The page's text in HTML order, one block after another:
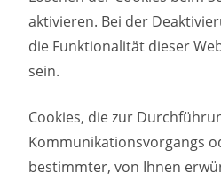
aktivieren. Bei der
die Funktionalität dieser
sein.
Cookies, die zur
Kommunikationsvorgangs
bestimmter, von Ihnen